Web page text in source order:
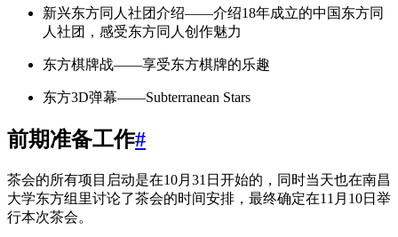
新兴东方同人社团介绍——介绍18年成立的中国东方同
人社团，感受东方同人创作魅力
东方棋牌战——享受东方棋牌的乐趣
东方3D弹幕——Subterranean Stars
前期准备工作#
茶会的所有项目启动是在10月31日开始的，同时当天也在南昌
大学东方组里讨论了茶会的时间安排，最终确定在11月10日举
行本次茶会。